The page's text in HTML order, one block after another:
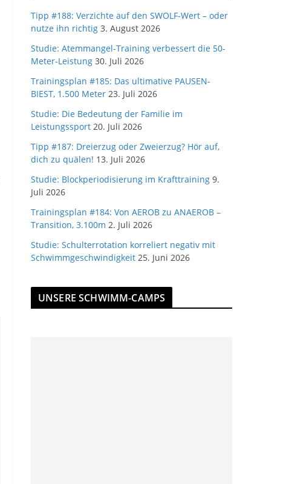
Tipp #188: Verzichte auf den SWOLF-Wert – oder
nutze ihn richtig 3. August 2026
Studie: Atemmangel-Training verbessert die 50-
Meter-Leistung 30. Juli 2026
Trainingsplan #185: Das ultimative PAUSEN-
BIEST, 1.500 Meter 23. Juli 2026
Studie: Die Bedeutung der Familie im
Leistungssport 20. Juli 2026
Tipp #187: Dreierzug oder Zweierzug? Hör auf,
dich zu quälen! 13. Juli 2026
Studie: Blockperiodisierung im Krafttraining 9.
Juli 2026
Trainingsplan #184: Von AEROB zu ANAEROB –
Transition, 3.100m 2. Juli 2026
Studie: Schulterrotation korreliert negativ mit
Schwimmgeschwindigkeit 25. Juni 2026
UNSERE SCHWIMM-CAMPS